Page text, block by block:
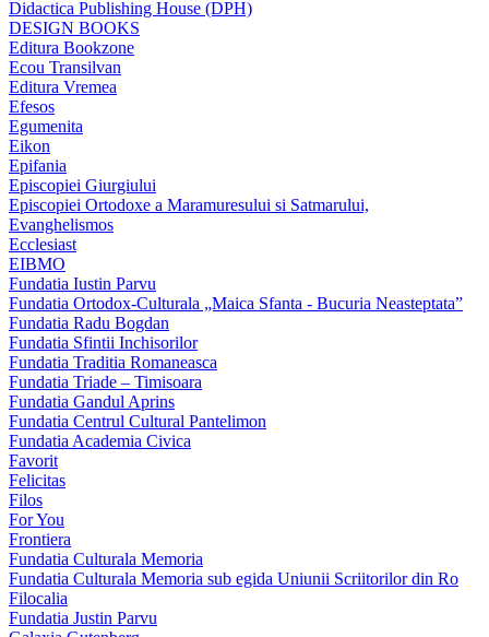
Didactica Publishing House (DPH)
DESIGN BOOKS
Editura Bookzone
Ecou Transilvan
Editura Vremea
Efesos
Egumenita
Eikon
Epifania
Episcopiei Giurgiului
Episcopiei Ortodoxe a Maramuresului si Satmarului,
Evanghelismos
Ecclesiast
EIBMO
Fundatia Iustin Parvu
Fundatia Ortodox-Culturala „Maica Sfanta - Bucuria Neasteptata”
Fundatia Radu Bogdan
Fundatia Sfintii Inchisorilor
Fundatia Traditia Romaneasca
Fundatia Triade – Timisoara
Fundatia Gandul Aprins
Fundatia Centrul Cultural Pantelimon
Fundatia Academia Civica
Favorit
Felicitas
Filos
For You
Frontiera
Fundatia Culturala Memoria
Fundatia Culturala Memoria sub egida Uniunii Scriitorilor din Ro
Filocalia
Fundatia Justin Parvu